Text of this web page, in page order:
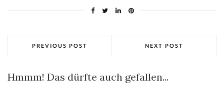
PREVIOUS POST NEXT POST
Hmmm! Das dürfte auch gefallen...